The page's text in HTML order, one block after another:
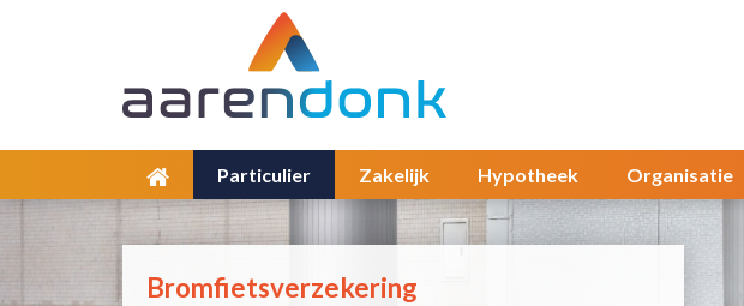
Particulier Zakelijk Hypotheek Organisatie
Bromfietsverzekering